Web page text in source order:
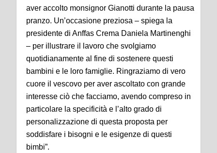
aver accolto monsignor Gianotti durante la pausa
pranzo. Un’occasione preziosa – spiega la
presidente di Anffas Crema Daniela Martinenghi
– per illustrare il lavoro che svolgiamo
quotidianamente al fine di sostenere questi
bambini e le loro famiglie. Ringraziamo di vero
cuore il vescovo per aver ascoltato con grande
interesse ciò che facciamo, avendo compreso in
particolare la specificità e l’alto grado di
personalizzazione di questa proposta per
soddisfare i bisogni e le esigenze di questi
bimbi”.